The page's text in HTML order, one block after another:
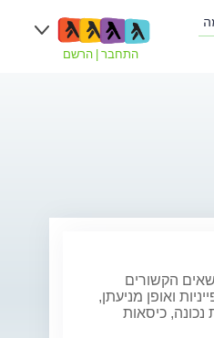
התחבר הרשם
הקשורים
ואופן מניעתן,
נכונה, כיסאות